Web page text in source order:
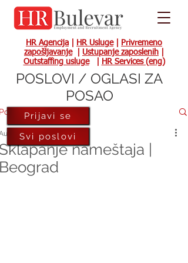
HR Agencija HR Usluge|
Privremeno
zapošljavanje| Ustupanje zaposlenih
Outstaffing usluge| HR Services (eng)
nameštaja |
24, 2017
Prijavi se
Svi poslovi
POSLOVI / OGLASI ZA
POSAO